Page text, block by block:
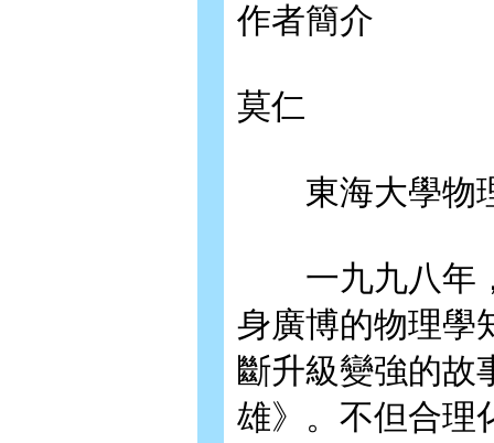
作者簡介
莫仁
東海大學物
一九九八年，
身廣博的物理學
斷升級變強的故
雄》。不但合理